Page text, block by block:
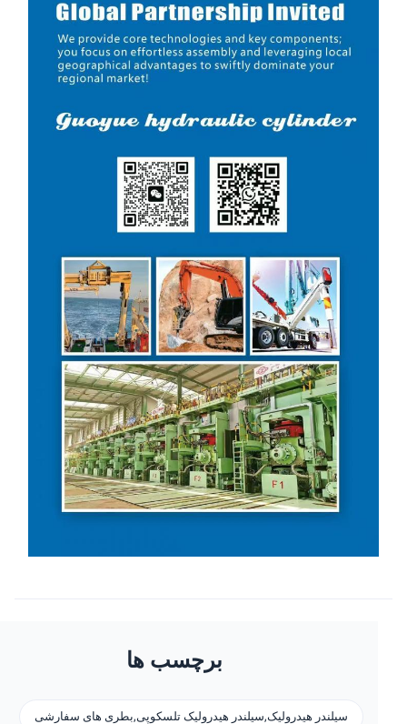
برچسب ها
سیلندر هیدرولیک,سیلندر هیدرولیک تلسکوپی,بطری های سفارشی